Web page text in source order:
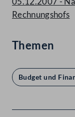
Rechnungshofs
Themen
Budget und